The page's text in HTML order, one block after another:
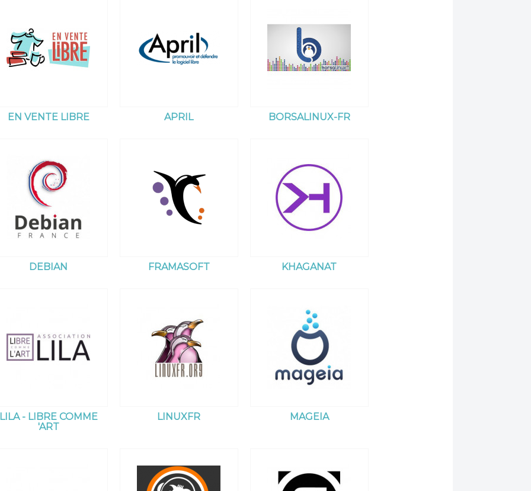
EN VENTE LIBRE APRIL BORSALINUX-FR
DEBIAN FRAMASOFT KHAGANAT
- LIBRE COMME
'ART
LINUXFR MAGEIA